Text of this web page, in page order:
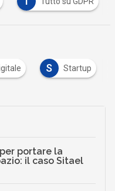
S Startup
portare la
il caso Sitael